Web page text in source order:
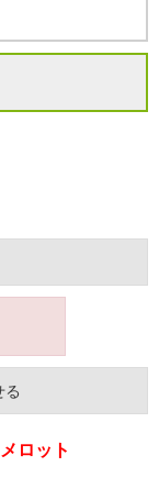
ロット